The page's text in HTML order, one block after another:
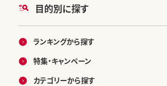
目的別に探す
ランキングから探す
特集・キャンペーン
カテゴリーから探す